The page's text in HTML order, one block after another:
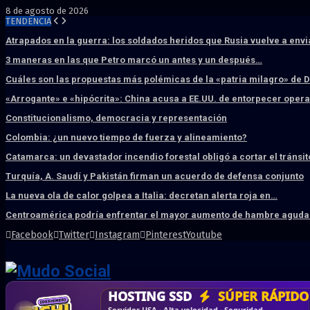
8 de agosto de 2026
TENDENCIA
Atrapados en la guerra: los soldados heridos que Rusia vuelve a
3 maneras en las que Petro marcó un antes y un después…
Cuáles son las propuestas más polémicas de la «patria milagro» de
«Arrogante» e «hipócrita»: China acusa a EE.UU. de entorpecer
Constitucionalismo, democracia y representación
Colombia: ¿un nuevo tiempo de fuerza y alineamiento?
Catamarca: un devastador incendio forestal obligó a cortar el
Turquía, A. Saudí y Pakistán firman un acuerdo de defensa conjunto
La nueva ola de calor golpea a Italia: decretan alerta roja en…
Centroamérica podría enfrentar el mayor aumento de hambre
Facebook Twitter Instagram PinterestYoutube
HOSTING SSD SÚPER RÁPIDO
DISEÑO WEB PROFESIONAL
CRM & DASHBOARD A MEDIDA
CORREO CORPORATIVO